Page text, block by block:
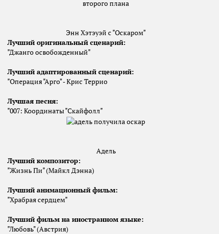
Энн Хэтэуэй с "Оскаром"
Лучший оригинальный сценарий:
"Джанго освобожденный"
Лучший адаптированный сценарий:
"Операция "Арго" - Крис Террио
Лучшая песня:
"007: Координаты "Скайфолл"
Адель
Лучший композитор:
"Жизнь Пи" (Майкл Дэнна)
Лучший анимационный фильм:
"Храбрая сердцем"
Лучший фильм на иностранном языке:
"Любовь" (Австрия)